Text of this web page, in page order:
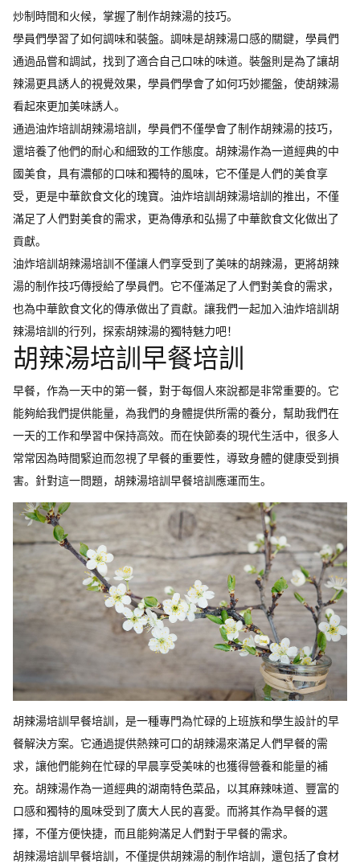
炒制時間和火候，掌握了制作胡辣湯的技巧。
學員們學習了如何調味和裝盤。調味是胡辣湯口感的關鍵，學員們
通過品嘗和調試，找到了適合自己口味的味道。裝盤則是為了讓胡
辣湯更具誘人的視覺效果，學員們學會了如何巧妙擺盤，使胡辣湯
看起來更加美味誘人。
通過油炸培訓胡辣湯培訓，學員們不僅學會了制作胡辣湯的技巧，
還培養了他們的耐心和細致的工作態度。胡辣湯作為一道經典的中
國美食，具有濃郁的口味和獨特的風味，它不僅是人們的美食享
受，更是中華飲食文化的瑰寶。油炸培訓胡辣湯培訓的推出，不僅
滿足了人們對美食的需求，更為傳承和弘揚了中華飲食文化做出了
貢獻。
油炸培訓胡辣湯培訓不僅讓人們享受到了美味的胡辣湯，更將胡辣
湯的制作技巧傳授給了學員們。它不僅滿足了人們對美食的需求，
也為中華飲食文化的傳承做出了貢獻。讓我們一起加入油炸培訓胡
辣湯培訓的行列，探索胡辣湯的獨特魅力吧！
胡辣湯培訓早餐培訓
早餐，作為一天中的第一餐，對于每個人來說都是非常重要的。它
能夠給我們提供能量，為我們的身體提供所需的養分，幫助我們在
一天的工作和學習中保持高效。而在快節奏的現代生活中，很多人
常常因為時間緊迫而忽視了早餐的重要性，導致身體的健康受到損
害。針對這一問題，胡辣湯培訓早餐培訓應運而生。
胡辣湯培訓早餐培訓，是一種專門為忙碌的上班族和學生設計的早
餐解決方案。它通過提供熱辣可口的胡辣湯來滿足人們早餐的需
求，讓他們能夠在忙碌的早晨享受美味的也獲得營養和能量的補
充。胡辣湯作為一道經典的湖南特色菜品，以其麻辣味道、豐富的
口感和獨特的風味受到了廣大人民的喜愛。而將其作為早餐的選
擇，不僅方便快捷，而且能夠滿足人們對于早餐的需求。
胡辣湯培訓早餐培訓，不僅提供胡辣湯的制作培訓，還包括了食材